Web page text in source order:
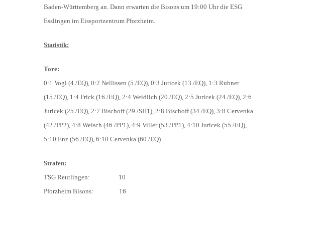
Baden-Württemberg an. Dann erwarten die Bisons um 19:00 Uhr die ESG
Esslingen im Eissportzentrum Pforzheim.
Statistik:
Tore:
0:1 Vogl (4./EQ), 0:2 Nellissen (5./EQ), 0:3 Juricek (13./EQ), 1:3 Rubner
(15./EQ), 1:4 Frick (16./EQ), 2:4 Weidlich (20./EQ), 2:5 Juricek (24./EQ), 2:6
Juricek (25./EQ), 2:7 Bischoff (29./SH1), 2:8 Bischoff (34./EQ), 3:8 Cervenka
(42./PP2), 4:8 Welsch (46./PP1), 4:9 Viller (53./PP1), 4:10 Juricek (55./EQ),
5:10 Enz (56./EQ), 6:10 Cervenka (60./EQ)
Strafen:
TSG Reutlingen: 10
Pforzheim Bisons: 16